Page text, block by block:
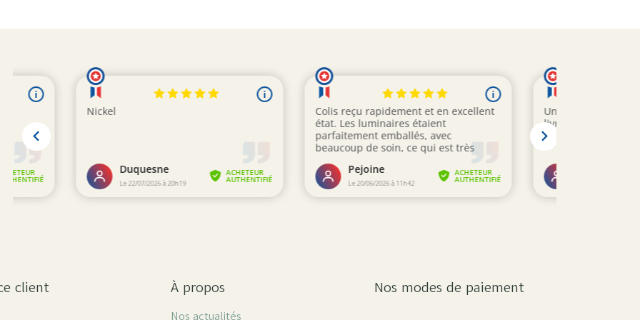
client À propos
Nos actualités
Nos modes de paiement